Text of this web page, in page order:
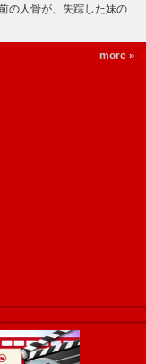
の人骨が、失踪した妹の
more »